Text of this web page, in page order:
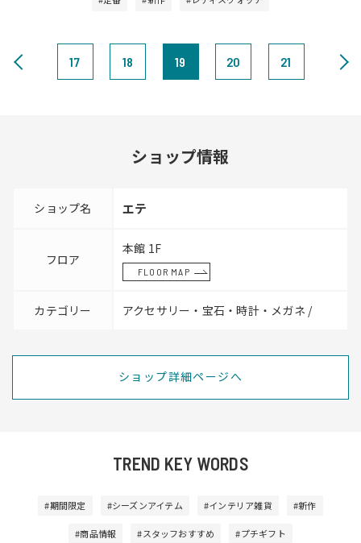
17 18 19 20 21
ショップ情報
ショップ名 エテ
フロア
本館 1F
FLOOR MAP
カテゴリー アクセサリー・宝石・時計・メガネ /
ショップ詳細ページへ
TREND KEY WORDS
#期間限定 #シーズンアイテム #インテリア雑貨 #新作
#商品情報 #スタッフおすすめ #プチギフト